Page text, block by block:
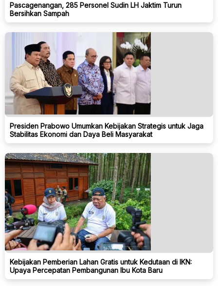
Pascagenangan, 285 Personel Sudin LH Jaktim Turun
Bersihkan Sampah
Presiden Prabowo Umumkan Kebijakan Strategis untuk Jaga
Stabilitas Ekonomi dan Daya Beli Masyarakat
Kebijakan Pemberian Lahan Gratis untuk Kedutaan di IKN:
Upaya Percepatan Pembangunan Ibu Kota Baru